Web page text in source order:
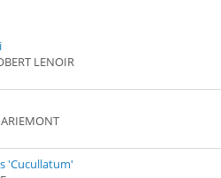
LENOIR
'Cucullatum'